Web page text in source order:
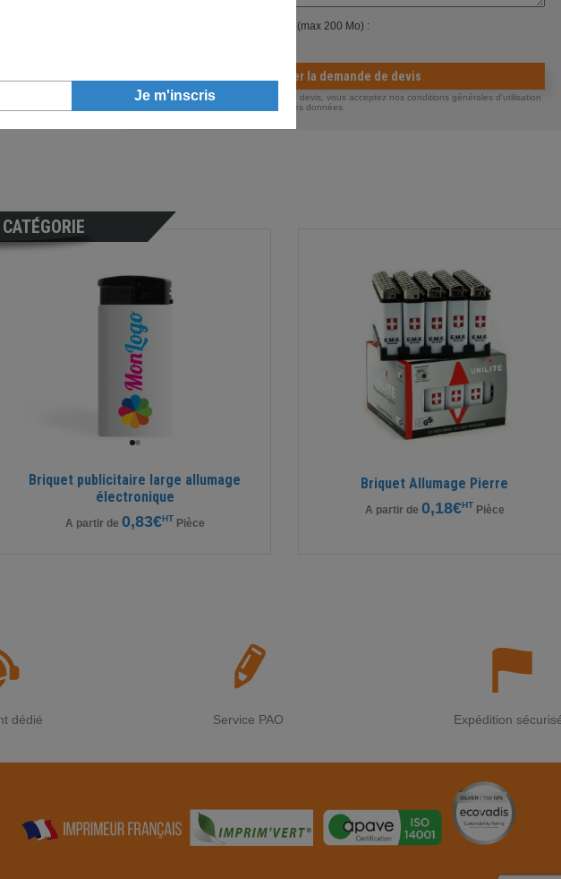
Joindre un ou plusieurs fichiers (max 200 Mo) :
Valider la demande de devis
En nous envoyant votre demande de devis, vous acceptez nos conditions générales d'utilisation
et notre politique de confidentialité des données.
Briquet publicitaire large allumage
électronique
A partir de 0,83€HT Pièce
Briquet Allumage Pierre
A partir de 0,18€HT Pièce
dédié Service PAO Expédition